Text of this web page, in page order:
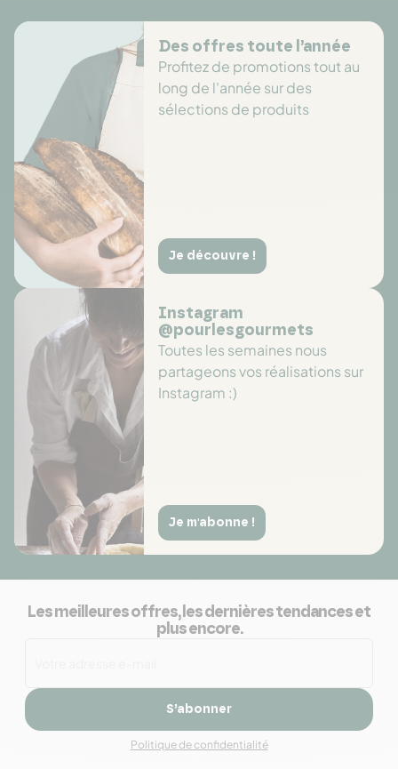
Des offres toute l’année
Profitez de promotions tout au
long de l'année sur des
sélections de produits
Je découvre !
Instagram
@pourlesgourmets
Toutes les semaines nous
partageons vos réalisations sur
Instagram :)
Je m'abonne !
Les meilleures offres, les dernières tendances et
plus encore.
S’abonner
Politique de confidentialité